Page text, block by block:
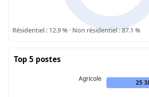
Résidentiel : 12.9 % · Non résidentiel : 87.1 %
Top 5 postes
Agricole 25